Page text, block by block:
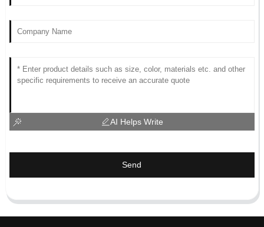
AI Helps Write
Send